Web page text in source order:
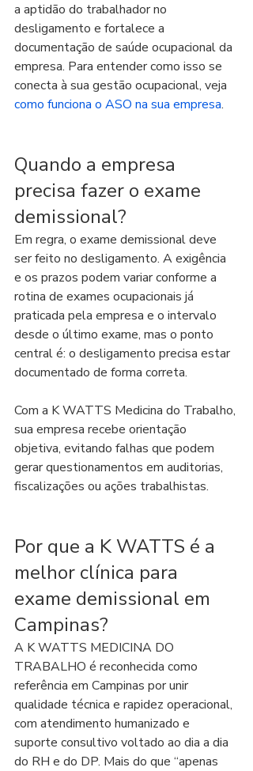
a aptidão do trabalhador no
desligamento e fortalece a
documentação de saúde ocupacional da
empresa. Para entender como isso se
conecta à sua gestão ocupacional, veja
como funciona o ASO na sua empresa.
Quando a empresa
precisa fazer o exame
demissional?
Em regra, o exame demissional deve
ser feito no desligamento. A exigência
e os prazos podem variar conforme a
rotina de exames ocupacionais já
praticada pela empresa e o intervalo
desde o último exame, mas o ponto
central é: o desligamento precisa estar
documentado de forma correta.
Com a K WATTS Medicina do Trabalho,
sua empresa recebe orientação
objetiva, evitando falhas que podem
gerar questionamentos em auditorias,
fiscalizações ou ações trabalhistas.
Por que a K WATTS é a
melhor clínica para
exame demissional em
Campinas?
A K WATTS MEDICINA DO
TRABALHO é reconhecida como
referência em Campinas por unir
qualidade técnica e rapidez operacional,
com atendimento humanizado e
suporte consultivo voltado ao dia a dia
do RH e do DP. Mais do que “apenas